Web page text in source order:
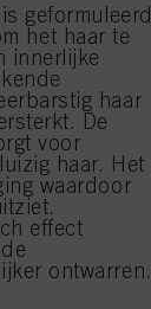
geformuleerd
het haar te
innerlijke
haar
De
voor
haar. Het
waardoor
effect
ontwarren.